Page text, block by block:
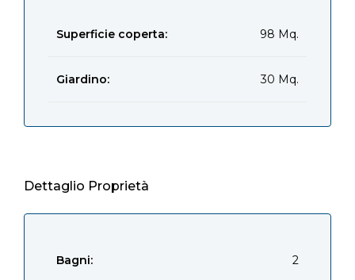
Superficie coperta: 98 Mq.
Giardino: 30 Mq.
Dettaglio Proprietà
Bagni: 2